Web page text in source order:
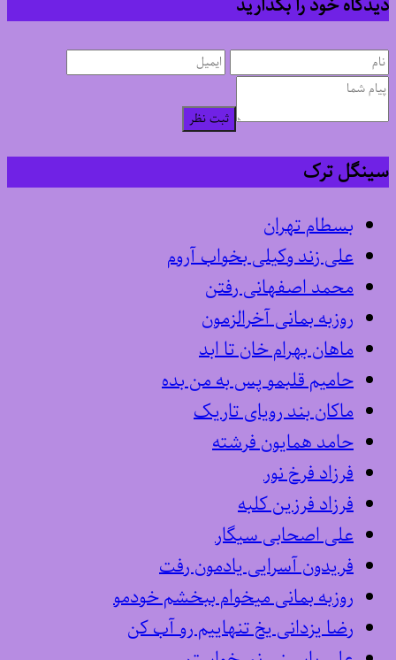
ثبت نظر
سینگل ترک
بسطام تهران
علی زند وکیلی بخواب آروم
محمد اصفهانی رفتن
روزبه بمانی آخرالزمون
ماهان بهرام خان تا ابد
حامیم قلبمو پس به من بده
ماکان بند رویای تاریک
حامد همایون فرشته
فرزاد فرخ نور
فرزاد فرزین کلبه
علی اصحابی سیگار
فریدون آسرایی یادمون رفت
روزبه بمانی میخوام ببخشم خودمو
رضا یزدانی یخ تنهاییم رو آب کن